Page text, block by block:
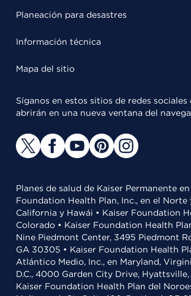
Planeación para desastres
Información técnica
Mapa del sitio
Síganos en estos sitios de redes sociales
abrirán en una nueva ventana del
Planes de salud de Kaiser Permanente
Foundation Health Plan, Inc., en el Norte
California y Hawái • Kaiser Foundation
Colorado • Kaiser Foundation Health
Nine Piedmont Center, 3495 Piedmont
GA 30305 • Kaiser Foundation Health
Atlántico Medio, Inc., en Maryland,
D.C., 4000 Garden City Drive, Hyattsville,
Kaiser Foundation Health Plan del